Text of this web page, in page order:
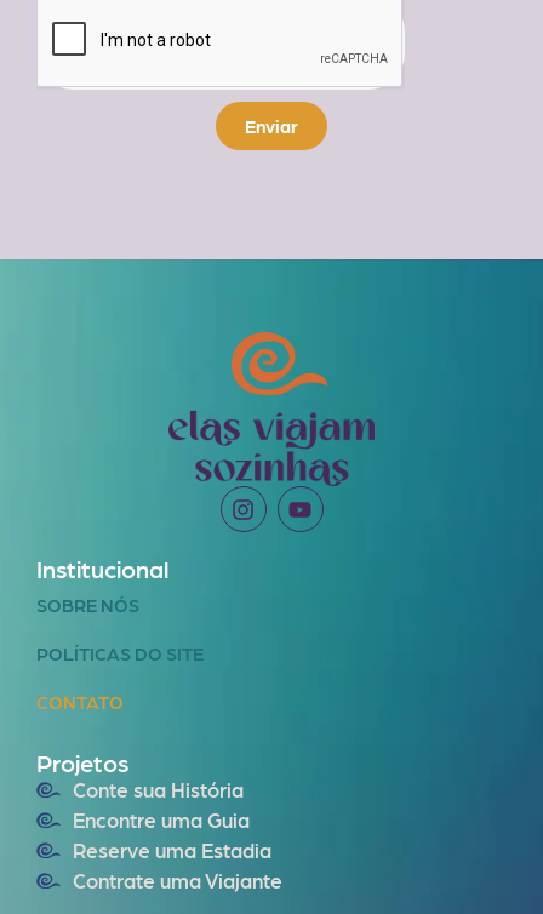
Enviar
Institucional
SOBRE NÓS
POLÍTICAS DO SITE
CONTATO
Projetos
Conte sua História
Encontre uma Guia
Reserve uma Estadia
Contrate uma Viajante